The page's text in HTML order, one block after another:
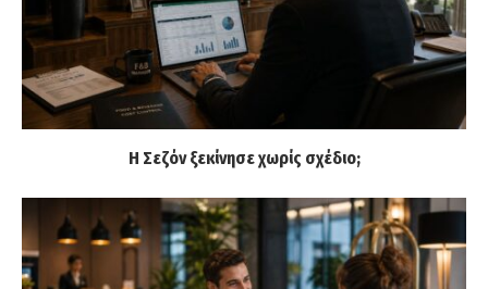
Η Σεζόν ξεκίνησε χωρίς σχέδιο;